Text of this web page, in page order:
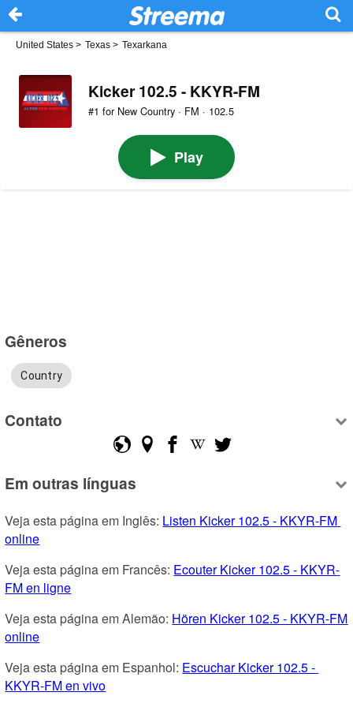
United States > Texas > Texarkana
Kicker 102.5 - KKYR-FM
#1 for New Country · FM · 102.5
Play
Gêneros
Country
Contato
Em outras línguas
Veja esta página em Inglês: Listen Kicker 102.5 - KKYR-FM
online
Veja esta página em Francês: Ecouter Kicker 102.5 - KKYR-
FM en ligne
Veja esta página em Alemão: Hören Kicker 102.5 - KKYR-FM
online
Veja esta página em Espanhol: Escuchar Kicker 102.5 -
KKYR-FM en vivo